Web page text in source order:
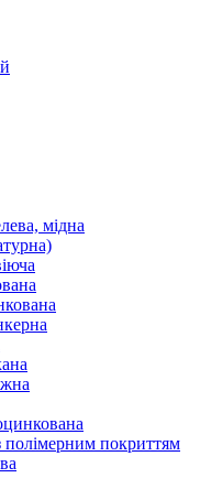
мідна
полімерним покриттям